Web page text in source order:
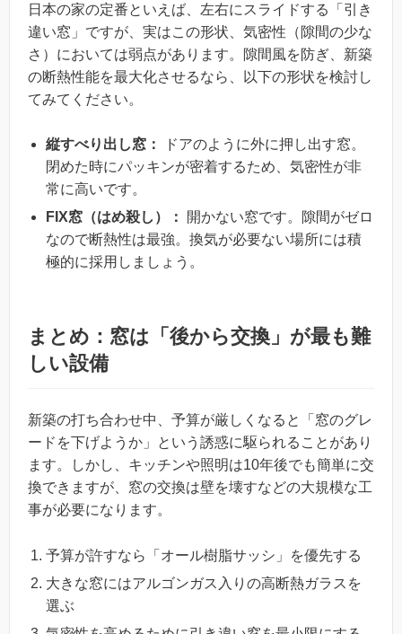
日本の家の定番といえば、左右にスライドする「引き
違い窓」ですが、実はこの形状、気密性（隙間の少な
さ）においては弱点があります。隙間風を防ぎ、新築
の断熱性能を最大化させるなら、以下の形状を検討し
てみてください。
縦すべり出し窓：
ドアのように外に押し出す窓。
閉めた時にパッキンが密着するため、気密性が非
常に高いです。
FIX窓（はめ殺し）：
開かない窓です。隙間がゼロ
なので断熱性は最強。換気が必要ない場所には積
極的に採用しましょう。
まとめ：窓は「後から交換」が最も難
しい設備
新築の打ち合わせ中、予算が厳しくなると「窓のグレ
ードを下げようか」という誘惑に駆られることがあり
ます。しかし、キッチンや照明は10年後でも簡単に交
換できますが、窓の交換は壁を壊すなどの大規模な工
事が必要になります。
予算が許すなら「オール樹脂サッシ」を優先する
大きな窓にはアルゴンガス入りの高断熱ガラスを
選ぶ